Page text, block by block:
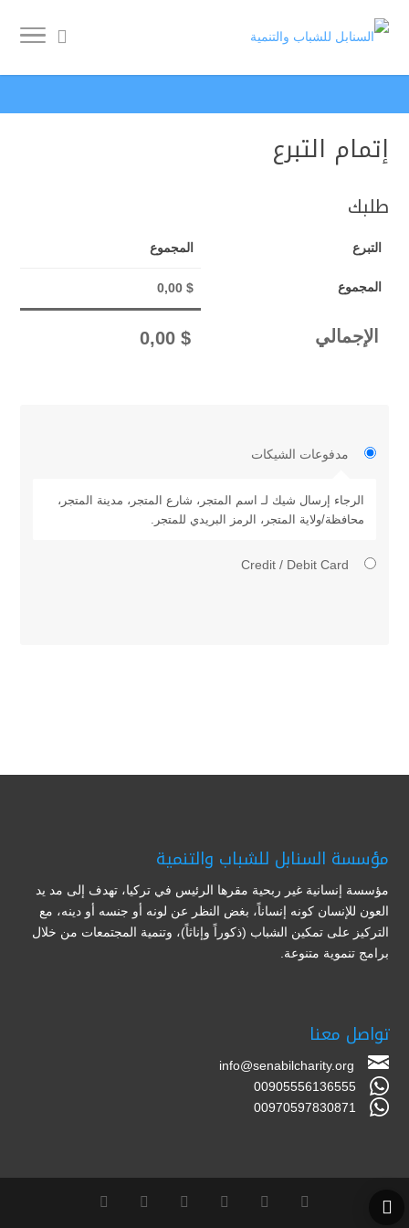
إتمام التبرع
مدفوعات الشيكات
الرجاء إرسال شيك لـ اسم المتجر، شارع المتجر، مدينة المتجر،
محافظة/ولاية المتجر، الرمز البريدي للمتجر.
Credit / Debit Card
طلبك
التبرع المجموع
المجموع 0,00 $
الإجمالي 0,00 $
مؤسسة السنابل للشباب والتنمية
مؤسسة إنسانية غير ربحية مقرها الرئيس في تركيا، تهدف إلى مد يد
العون للإنسان كونه إنساناً، بغض النظر عن لونه أو جنسه أو دينه، مع
التركيز على تمكين الشباب (ذكوراً وإناثاً)، وتنمية المجتمعات من خلال
برامج تنموية متنوعة.
تواصل معنا
info@senabilcharity.org
00905556136555
00970597830871